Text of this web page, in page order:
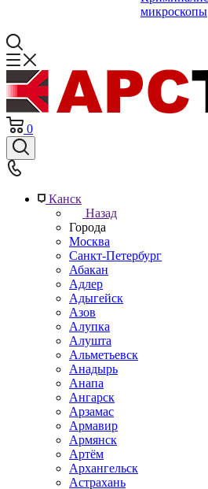
микроскопы
0
Канск
Назад
Города
Москва
Санкт-Петербург
Абакан
Адлер
Адыгейск
Азов
Алупка
Алушта
Альметьевск
Анадырь
Анапа
Ангарск
Арзамас
Армавир
Армянск
Артём
Архангельск
Астрахань